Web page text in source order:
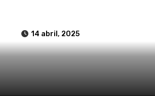
14 abril, 2025